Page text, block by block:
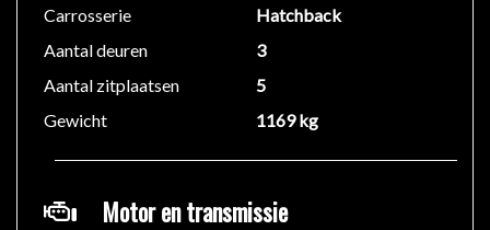
Carrosserie
Hatchback
Aantal deuren
3
Aantal zitplaatsen
5
Gewicht
1169 kg
Motor en transmissie